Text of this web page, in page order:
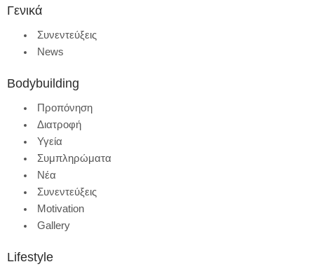
Γενικά
Συνεντεύξεις
News
Bodybuilding
Προπόνηση
Διατροφή
Υγεία
Συμπληρώματα
Νέα
Συνεντεύξεις
Motivation
Gallery
Lifestyle